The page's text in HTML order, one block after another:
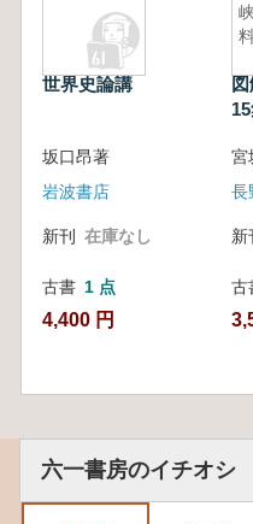
世界史論講
坂口昂著
岩波書店
新刊 在庫なし
古書 1 点
4,400 円
長
新
古
六一書房のイチオシ